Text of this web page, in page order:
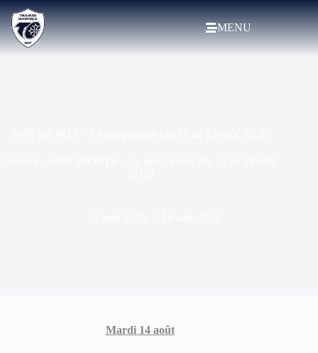
MENU
Mardi 14 août